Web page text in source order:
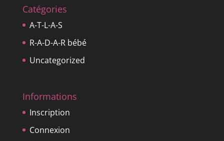
Catégories
A-T-L-A-S
R-A-D-A-R bébé
Uncategorized
Informations
Inscription
Connexion